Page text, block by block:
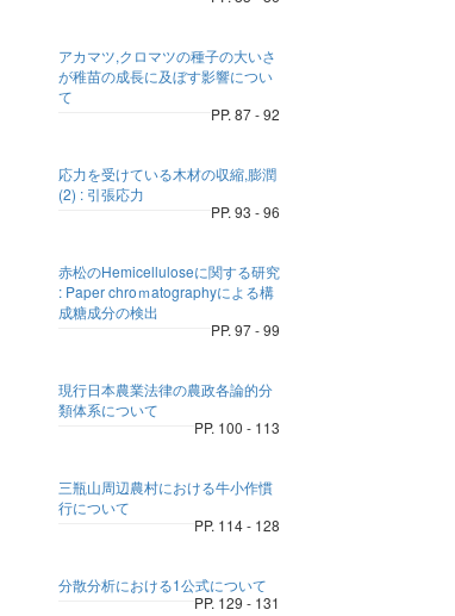
アカマツ,クロマツの種子の大いさ
が稚苗の成長に及ぼす影響につい
て
PP. 87 - 92
応力を受けている木材の収縮,膨潤
(2) : 引張応力
PP. 93 - 96
赤松のHemicelluloseに関する研究
: Paper chroｍatographyによる構
成糖成分の検出
PP. 97 - 99
現行日本農業法律の農政各論的分
類体系について
PP. 100 - 113
三瓶山周辺農村における牛小作慣
行について
PP. 114 - 128
分散分析における1公式について
PP. 129 - 131